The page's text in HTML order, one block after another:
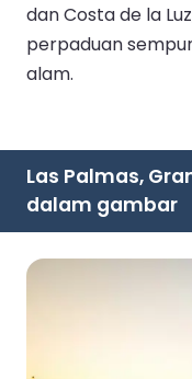
dan Costa de la
perpaduan
alam.
Las Palmas,
dalam gambar